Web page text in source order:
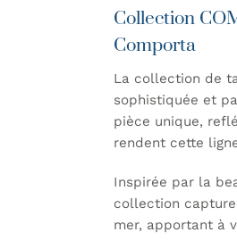
Collection
Comporta
La collection de
sophistiquée et
pièce unique,
rendent cette
Inspirée par la
collection
mer, apportant à